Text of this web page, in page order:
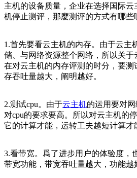
主机的设备质量，企业在选择国际
机停止测评，那麼测评的方式有哪些
1.首先要看云主机的内存。由于云主
储、与网络资源整个网络，所以关于
在对云主机的内存评测的时分，要
存吞吐量越大，阐明越好。
2.测试cpu。由于云主机的运用要对
对cpu的要求要高。所以对云主机的
它的计算才能，运转工夫越短计算才
3.看带宽。爲了进步用户的体验度，
带宽功能，带宽吞吐量越大，功能越